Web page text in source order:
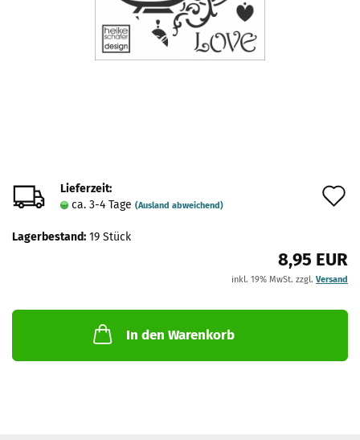
Lieferzeit:
ca. 3-4 Tage (Ausland abweichend)
Lagerbestand: 19 Stück
8,95 EUR
inkl. 19% MwSt. zzgl. Versand
In den Warenkorb